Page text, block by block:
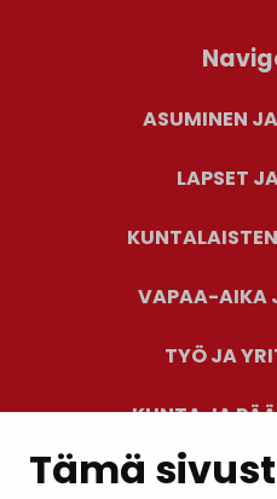
Tämä
ASUMINEN
LAPSET
VAPAA-AIKA
TYÖ JA
KUNTA JA